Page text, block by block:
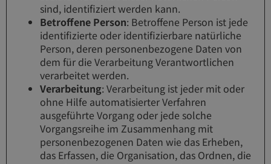
sind, identifiziert werden kann.
Betroffene Person: Betroffene Person ist jede
identifizierte oder identifizierbare natürliche
Person, deren personenbezogene Daten von
dem für die Verarbeitung Verantwortlichen
verarbeitet werden.
Verarbeitung: Verarbeitung ist jeder mit oder
ohne Hilfe automatisierter Verfahren
ausgeführte Vorgang oder jede solche
Vorgangsreihe im Zusammenhang mit
personenbezogenen Daten wie das Erheben,
das Erfassen, die Organisation, das Ordnen, die